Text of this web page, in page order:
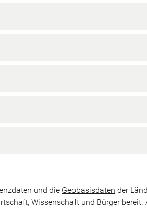
und die Geobasisdaten der
Wissenschaft und Bürger bereit.